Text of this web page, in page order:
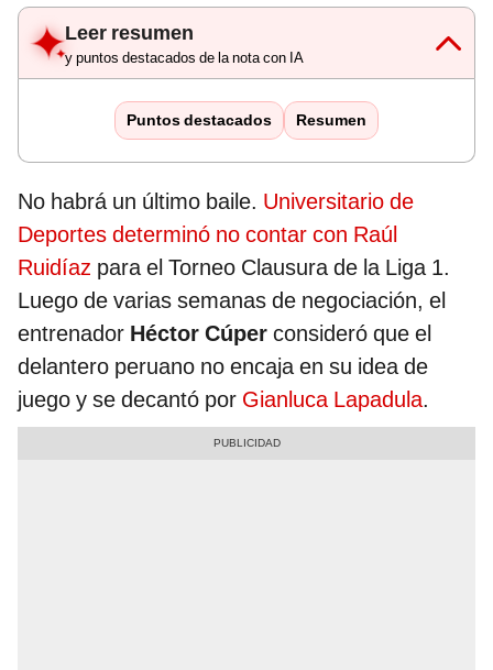
Leer resumen
y puntos destacados de la nota con IA
Puntos destacados Resumen
No habrá un último baile. Universitario de
Deportes determinó no contar con Raúl
Ruidíaz para el Torneo Clausura de la Liga 1.
Luego de varias semanas de negociación, el
entrenador Héctor Cúper consideró que el
delantero peruano no encaja en su idea de
juego y se decantó por Gianluca Lapadula.